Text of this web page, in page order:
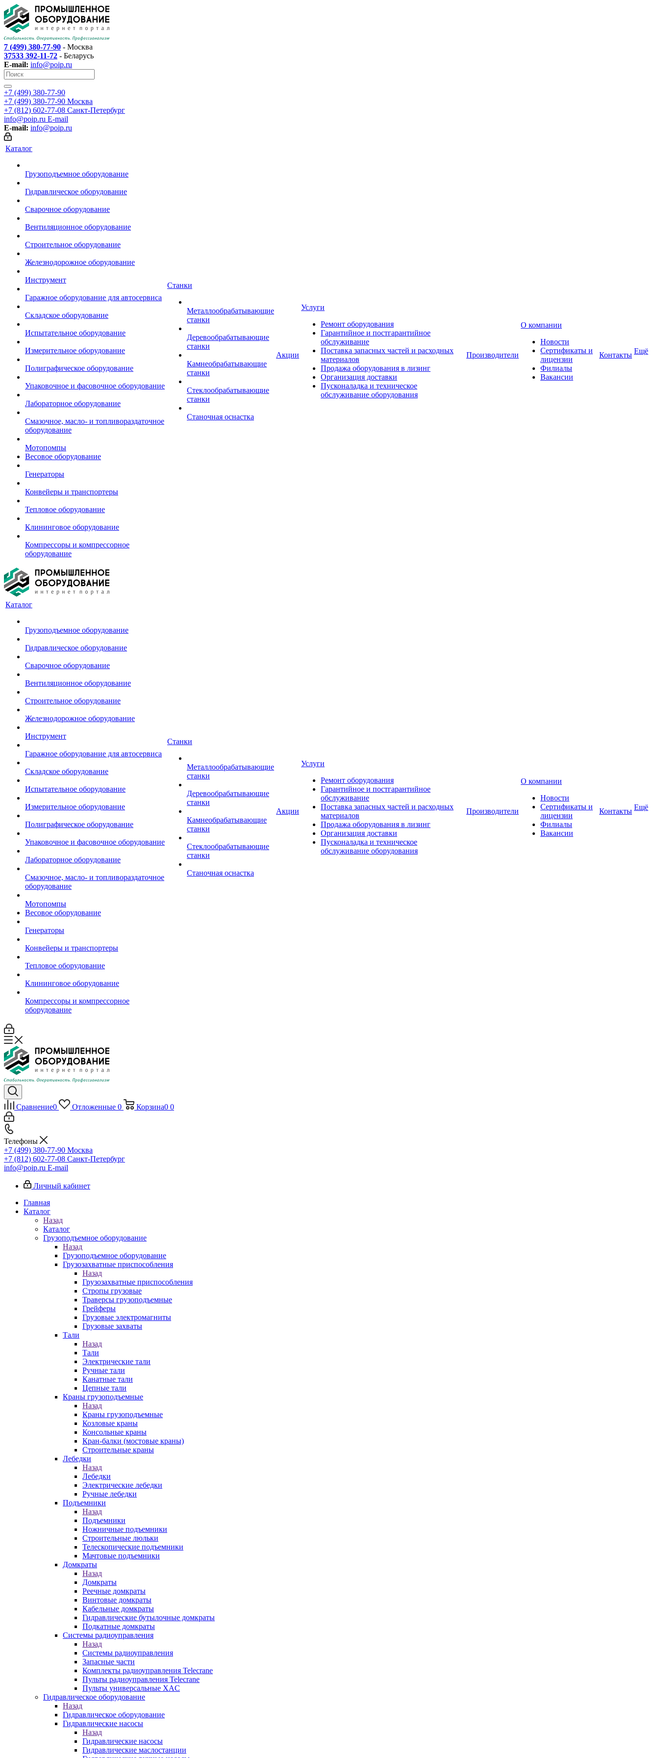
7 (499) 380-77-90 - Москва
37533 392-11-72 - Беларусь
E-mail: info@poip.ru
+7 (499) 380-77-90
+7 (499) 380-77-90 Москва
+7 (812) 602-77-08 Санкт-Петербург
info@poip.ru E-mail
E-mail: info@poip.ru
Каталог
Грузоподъемное оборудование
Гидравлическое оборудование
Сварочное оборудование
Вентиляционное оборудование
Строительное оборудование
Железнодорожное оборудование
Инструмент
Гаражное оборудование для автосервиса
Складское оборудование
Испытательное оборудование
Измерительное оборудование
Полиграфическое оборудование
Упаковочное и фасовочное оборудование
Лабораторное оборудование
Смазочное, масло- и топливораздаточное
оборудование
Мотопомпы
Весовое оборудование
Генераторы
Конвейеры и транспортеры
Тепловое оборудование
Клининговое оборудование
Компрессоры и компрессорное
оборудование
Станки
Металлообрабатывающие
станки
Деревообрабатывающие
станки
Камнеобрабатывающие
станки
Стеклообрабатывающие
станки
Станочная оснастка
Акции
Услуги
Ремонт оборудования
Гарантийное и постгарантийное
обслуживание
Поставка запасных частей и расходных
материалов
Продажа оборудования в лизинг
Организация доставки
Пусконаладка и техническое
обслуживание оборудования
Производители
О компании
Новости
Сертификаты и
лицензии
Филиалы
Вакансии
Контакты Ещё
Каталог
Грузоподъемное оборудование
Гидравлическое оборудование
Сварочное оборудование
Вентиляционное оборудование
Строительное оборудование
Железнодорожное оборудование
Инструмент
Гаражное оборудование для автосервиса
Складское оборудование
Испытательное оборудование
Измерительное оборудование
Полиграфическое оборудование
Упаковочное и фасовочное оборудование
Лабораторное оборудование
Смазочное, масло- и топливораздаточное
оборудование
Мотопомпы
Весовое оборудование
Генераторы
Конвейеры и транспортеры
Тепловое оборудование
Клининговое оборудование
Компрессоры и компрессорное
оборудование
Станки
Металлообрабатывающие
станки
Деревообрабатывающие
станки
Камнеобрабатывающие
станки
Стеклообрабатывающие
станки
Станочная оснастка
Акции
Услуги
Ремонт оборудования
Гарантийное и постгарантийное
обслуживание
Поставка запасных частей и расходных
материалов
Продажа оборудования в лизинг
Организация доставки
Пусконаладка и техническое
обслуживание оборудования
Производители
О компании
Новости
Сертификаты и
лицензии
Филиалы
Вакансии
Контакты Ещё
Сравнение0 Отложенные 0 Корзина0 0
Телефоны
+7 (499) 380-77-90 Москва
+7 (812) 602-77-08 Санкт-Петербург
info@poip.ru E-mail
Личный кабинет
Главная
Каталог
Назад
Каталог
Грузоподъемное оборудование
Назад
Грузоподъемное оборудование
Грузозахватные приспособления
Назад
Грузозахватные приспособления
Стропы грузовые
Траверсы грузоподъемные
Грейферы
Грузовые электромагниты
Грузовые захваты
Тали
Назад
Тали
Электрические тали
Ручные тали
Канатные тали
Цепные тали
Краны грузоподъемные
Назад
Краны грузоподъемные
Козловые краны
Консольные краны
Кран-балки (мостовые краны)
Строительные краны
Лебедки
Назад
Лебедки
Электрические лебедки
Ручные лебедки
Подъемники
Назад
Подъемники
Ножничные подъемники
Строительные люльки
Телескопические подъемники
Мачтовые подъемники
Домкраты
Назад
Домкраты
Реечные домкраты
Винтовые домкраты
Кабельные домкраты
Гидравлические бутылочные домкраты
Подкатные домкраты
Системы радиоуправления
Назад
Системы радиоуправления
Запасные части
Комплекты радиоуправления Telecrane
Пульты радиоуправления Telecrane
Пульты универсальные XAC
Гидравлическое оборудование
Назад
Гидравлическое оборудование
Гидравлические насосы
Назад
Гидравлические насосы
Гидравлические маслостанции